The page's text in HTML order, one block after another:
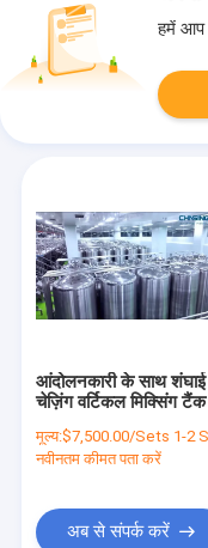
हमें आप
आंदोलनकारी के साथ शंघाई
चेज़िंग वर्टिकल मिक्सिंग टैंक
मूल्य:$7,500.00/Sets 1-2 Sets
नवीनतम कीमत पता करें
अब से संपर्क करें